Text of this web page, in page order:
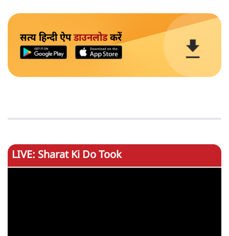
सत्य हिन्दी ऐपडाउनलोडकरें
LIVE: Sharat Ki Do Took